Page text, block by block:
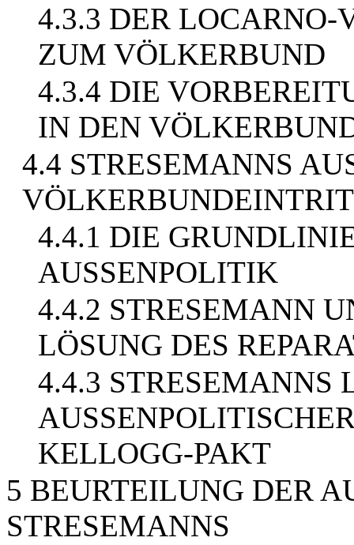
4.3.3 DER LOCARNO-
ZUM VÖLKERBUND
4.3.4 DIE
IN DEN
4.4 STRESEMANNS
4.4.1 DIE
AUSSENPOLITIK
4.4.2 STRESEMANN
LÖSUNG DES
4.4.3 STRESEMANNS
KELLOGG-PAKT
5 BEURTEILUNG DER
STRESEMANNS